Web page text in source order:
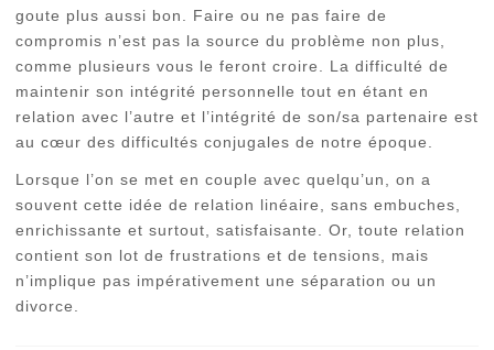
goute plus aussi bon. Faire ou ne pas faire de
compromis n’est pas la source du problème non plus,
comme plusieurs vous le feront croire. La difficulté de
maintenir son intégrité personnelle tout en étant en
relation avec l’autre et l’intégrité de son/sa partenaire est
au cœur des difficultés conjugales de notre époque.
Lorsque l’on se met en couple avec quelqu’un, on a
souvent cette idée de relation linéaire, sans embuches,
enrichissante et surtout, satisfaisante. Or, toute relation
contient son lot de frustrations et de tensions, mais
n’implique pas impérativement une séparation ou un
divorce.